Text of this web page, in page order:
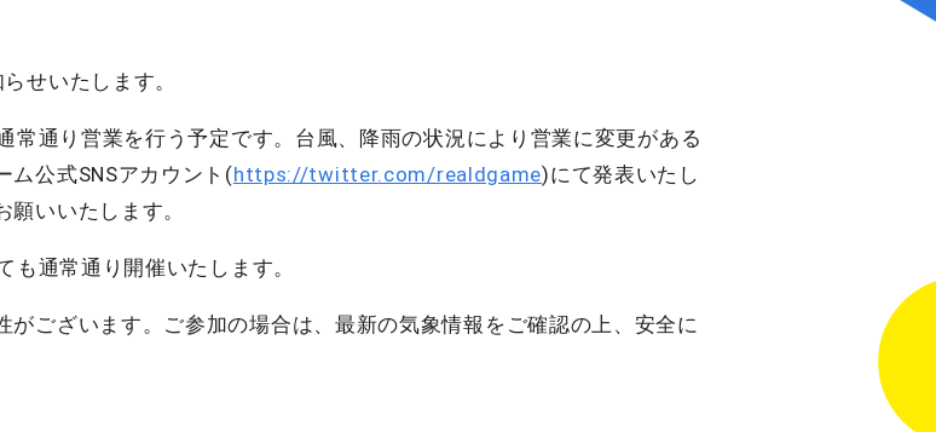
せいたします。
常通り営業を行う予定です。台風、降雨の状況により営業に変更がある
ム公式SNSアカウント(https://twitter.com/realdgame)にて発表いたし
いいたします。
も通常通り開催いたします。
ございます。ご参加の場合は、最新の気象情報をご確認の上、安全に